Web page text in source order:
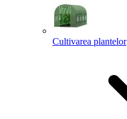
Cultivarea plantelor